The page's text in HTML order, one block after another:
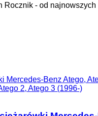
Rocznik - od najnowszych
2, Atego 3 (1996-)